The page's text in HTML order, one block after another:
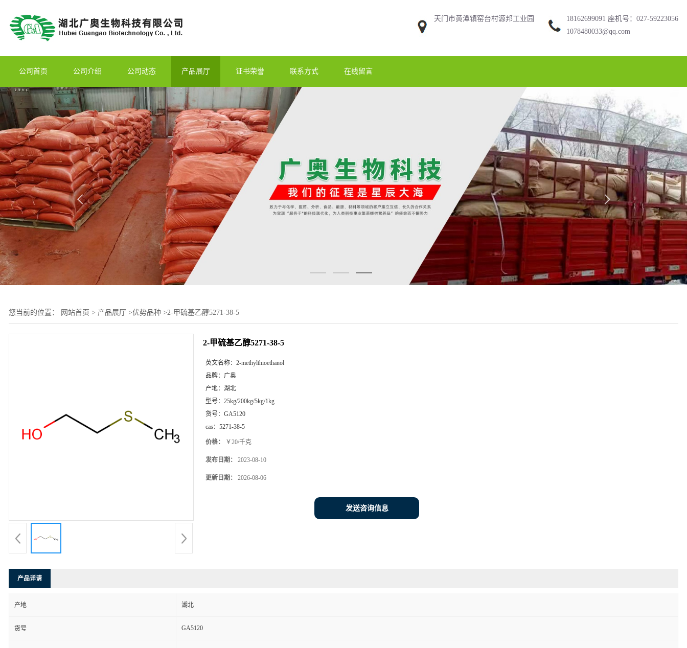
天门市黄潭镇窑台村源邦工业园
18162699091 座机号：027-59223056
1078480033@qq.com
公司首页 公司介绍 公司动态 产品展厅 证书荣誉 联系方式 在线留言
您当前的位置： 网站首页 > 产品展厅 >优势品种 >2-甲硫基乙醇5271-38-5
2-甲硫基乙醇5271-38-5
英文名称： 2-methylthioethanol
品牌： 广奥
产地： 湖北
型号： 25kg/200kg/5kg/1kg
货号： GA5120
cas： 5271-38-5
价格： ￥20/千克
发布日期： 2023-08-10
更新日期： 2026-08-06
发送咨询信息
产品详请
产地 湖北
货号 GA5120